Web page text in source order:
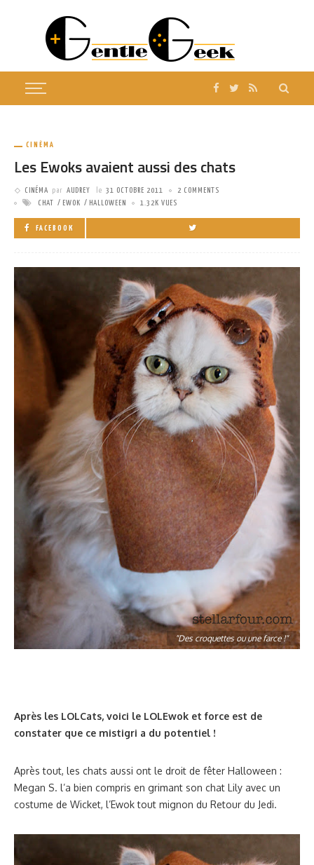
CINÉMA
Les Ewoks avaient aussi des chats
CINÉMA par AUDREY le 31 OCTOBRE 2011
2 COMMENTS
CHAT
EWOK HALLOWEEN 1.32K VUES
FACEBOOK
"Des croquettes ou une farce !"
Après les LOLCats, voici le LOLEwok et force est de
constater que ce mistigri a du potentiel !
Après tout, les chats aussi ont le droit de fêter Halloween :
Megan S. l’a bien compris en grimant son chat Lily avec un
costume de Wicket, l’Ewok tout mignon du Retour du Jedi.